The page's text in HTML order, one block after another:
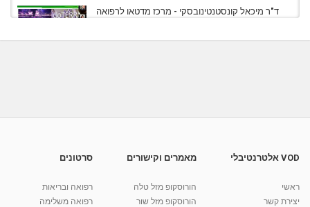
ד"ר מיכאל קונסטנטינובסקי - מרכז מדטאו לרפואה
מאת Shahar-vod 5 שנים
VOD אלטרנטיבלי
ראשי
יצירת קשר
מאמרים וקישורים
הורוסקופ מזל טלה
הורוסקופ מזל שור
סרטונים
רפואה ובריאות
רפואה משלימה